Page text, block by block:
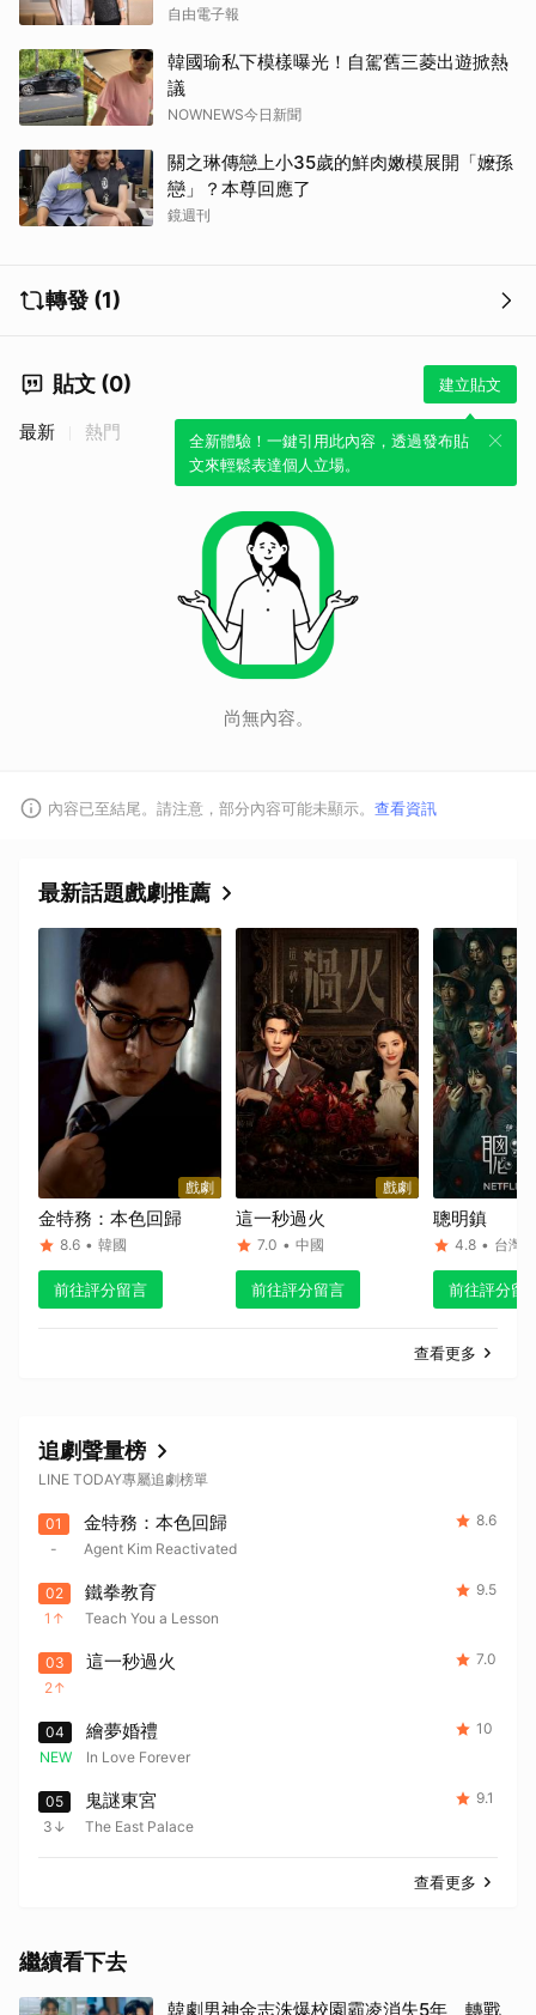
你們
自由電子報
韓國瑜私下模樣曝光！自駕舊三菱出遊掀熱
議
NOWNEWS今日新聞
關之琳傳戀上小35歲的鮮肉嫩模展開「嬤孫
戀」？本尊回應了
鏡週刊
轉發 (1)
貼文 (0) 建立貼文
全新體驗！一鍵引用此內容，透過發布貼
文來輕鬆表達個人立場。
最新 熱門
尚無內容。
內容已至結尾。請注意，部分內容可能未顯示。 查看資訊
最新話題戲劇推薦
戲劇
金特務：本色回歸
8.6 • 韓國
前往評分留言
戲劇
這一秒過火
7.0 • 中國
前往評分留言
聰明鎮
4.8 • 台灣
前往評分留
查看更多
追劇聲量榜
LINE TODAY專屬追劇榜單
01
-
金特務：本色回歸
Agent Kim Reactivated
8.6
02
1
鐵拳教育
Teach You a Lesson
9.5
03
2
這一秒過火 7.0
04
NEW
繪夢婚禮
In Love Forever
10
05
3
鬼謎東宮
The East Palace
9.1
查看更多
繼續看下去
韓劇男神金志洙爆校園霸凌消失5年 轉戰